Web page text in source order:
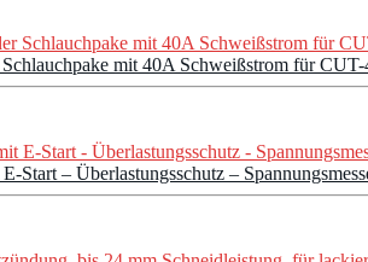
mit 40A Schweißstrom für
Start – Überlastungsschutz –